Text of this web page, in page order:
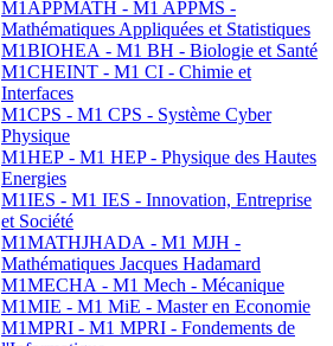
M1APPMATH - M1 APPMS -
Mathématiques Appliquées et Statistiques
M1BIOHEA - M1 BH - Biologie et Santé
M1CHEINT - M1 CI - Chimie et
Interfaces
M1CPS - M1 CPS - Système Cyber
Physique
M1HEP - M1 HEP - Physique des Hautes
Energies
M1IES - M1 IES - Innovation, Entreprise
et Société
M1MATHJHADA - M1 MJH -
Mathématiques Jacques Hadamard
M1MECHA - M1 Mech - Mécanique
M1MIE - M1 MiE - Master en Economie
M1MPRI - M1 MPRI - Fondements de